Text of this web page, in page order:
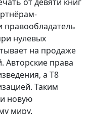
правообладатель
нулевых
на продаже
Авторские права
а Т8
Таким
новую
миру.